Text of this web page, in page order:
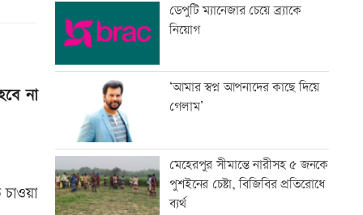
না
ডেপুটি ম্যানেজার চেয়ে ব্র্যাকে
নিয়োগ
‘আমার স্বপ্ন আপনাদের কাছে দিয়ে
গেলাম’
মেহেরপুর সীমান্তে নারীসহ ৫ জনকে
পুশইনের চেষ্টা, বিজিবির প্রতিরোধে
ব্যর্থ